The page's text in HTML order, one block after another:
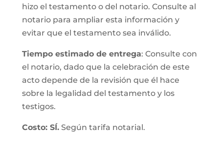
hizo el testamento o del notario. Consulte al
notario para ampliar esta información y
evitar que el testamento sea inválido.
Tiempo estimado de entrega: Consulte con
el notario, dado que la celebración de este
acto depende de la revisión que él hace
sobre la legalidad del testamento y los
testigos.
Costo: SÍ.Según tarifa notarial.